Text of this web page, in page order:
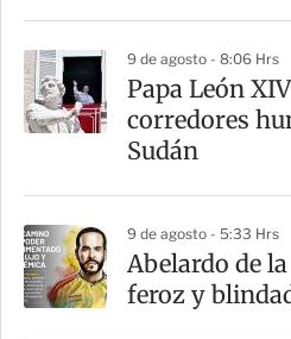
9 de agosto - 8:06 Hrs
Papa León
corredores
Sudán
9 de agosto - 5:33 Hrs
Abelardo de
feroz y